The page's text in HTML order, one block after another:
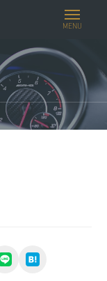
MENU
line